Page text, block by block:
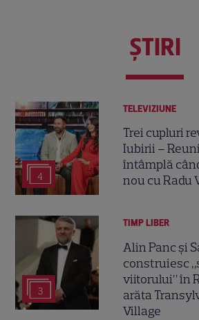
ŞTIRI
4
TELEVIZIUNE
Trei cupluri
Iubirii –
întâmplă
nou cu Radu
3
TIMP LIBER
Alin Panc și
construiesc
viitorului” în
arăta
Village